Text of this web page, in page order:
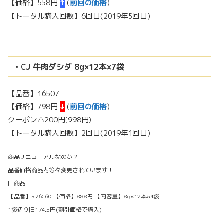
【価格】558円 ↑ (前回の価格)
【トータル購入回数】6回目(2019年5回目)
・CJ 牛肉ダシダ 8g×12本×7袋
【品番】16507
【価格】798円 ↓ (前回の価格)
クーポン△200円(998円)
【トータル購入回数】2回目(2019年1回目)
商品リニューアルなのか？
品番価格商品内等々変更されています！
旧商品
【品番】576060 【価格】888円 【内容量】8g×12本×4袋
1袋辺り旧174.5円(割引価格で購入)